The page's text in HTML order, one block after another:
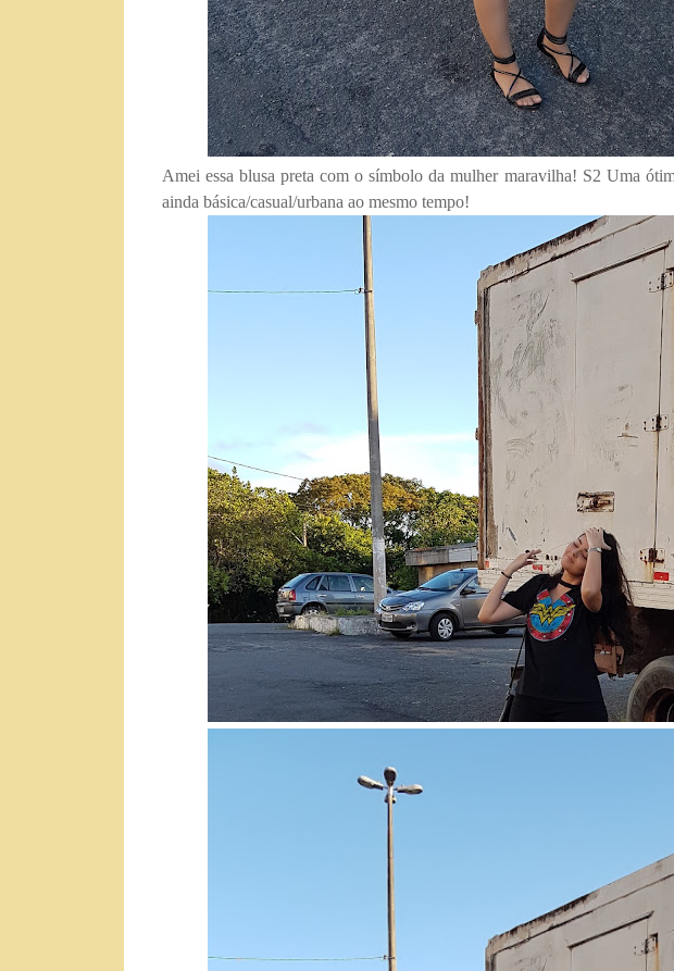
Amei essa blusa preta com o símbolo da mulher maravilha! S2 Uma
ainda básica/casual/urbana ao mesmo tempo!